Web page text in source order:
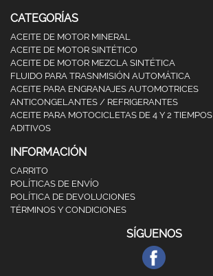
CATEGORÍAS
ACEITE DE MOTOR MINERAL
ACEITE DE MOTOR SINTÉTICO
ACEITE DE MOTOR MEZCLA SINTÉTICA
FLUIDO PARA TRASNMISIÓN AUTOMÁTICA
ACEITE PARA ENGRANAJES AUTOMOTRICES
ANTICONGELANTES / REFRIGERANTES
ACEITE PARA MOTOCICLETAS DE 4 Y 2 TIEMPOS
ADITIVOS
INFORMACIÓN
CARRITO
POLÍTICAS DE ENVÍO
POLÍTICA DE DEVOLUCIONES
TÉRMINOS Y CONDICIONES
SÍGUENOS